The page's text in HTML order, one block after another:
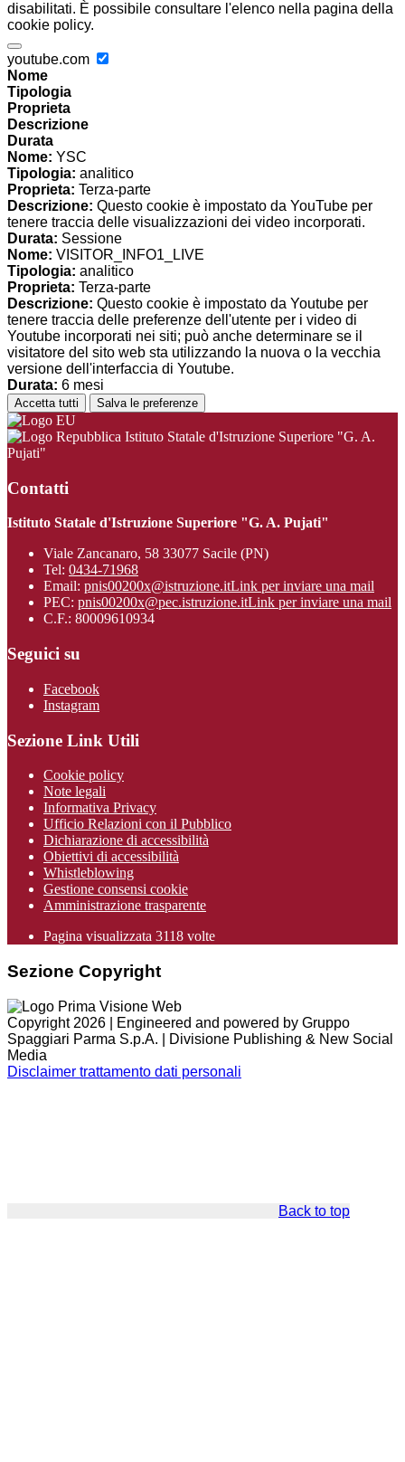
disabilitati. È possibile consultare l'elenco nella pagina della
cookie policy.
youtube.com
Nome
Tipologia
Proprieta
Descrizione
Durata
Nome: YSC
Tipologia: analitico
Proprieta: Terza-parte
Descrizione: Questo cookie è impostato da YouTube per
tenere traccia delle visualizzazioni dei video incorporati.
Durata: Sessione
Nome: VISITOR_INFO1_LIVE
Tipologia: analitico
Proprieta: Terza-parte
Descrizione: Questo cookie è impostato da Youtube per
tenere traccia delle preferenze dell'utente per i video di
Youtube incorporati nei siti; può anche determinare se il
visitatore del sito web sta utilizzando la nuova o la vecchia
versione dell'interfaccia di Youtube.
Durata: 6 mesi
Accetta tutti Salva le preferenze
Istituto Statale d'Istruzione Superiore "G. A.
Pujati"
Contatti
Istituto Statale d'Istruzione Superiore "G. A. Pujati"
Viale Zancanaro, 58 33077 Sacile (PN)
Tel: 0434-71968
Email: pnis00200x@istruzione.itLink per inviare una mail
PEC: pnis00200x@pec.istruzione.itLink per inviare una mail
C.F.: 80009610934
Seguici su
Facebook
Instagram
Sezione Link Utili
Cookie policy
Note legali
Informativa Privacy
Ufficio Relazioni con il Pubblico
Dichiarazione di accessibilità
Obiettivi di accessibilità
Whistleblowing
Gestione consensi cookie
Amministrazione trasparente
Pagina visualizzata 3118 volte
Sezione Copyright
Copyright 2026 | Engineered and powered by Gruppo
Spaggiari Parma S.p.A. | Divisione Publishing & New Social
Media
Disclaimer trattamento dati personali
Back to top